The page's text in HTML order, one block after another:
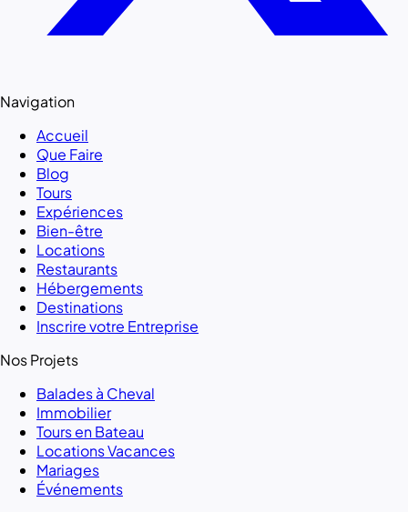
Navigation
Accueil
Que Faire
Blog
Tours
Expériences
Bien-être
Locations
Restaurants
Hébergements
Destinations
Inscrire votre Entreprise
Nos Projets
Balades à Cheval
Immobilier
Tours en Bateau
Locations Vacances
Mariages
Événements